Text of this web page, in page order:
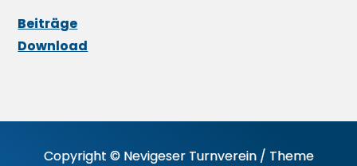
Beiträge
Download
Copyright © Nevigeser Turnverein / Theme